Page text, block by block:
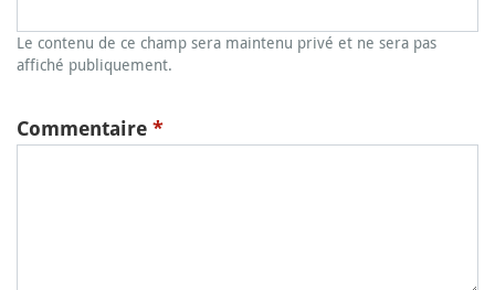
Le contenu de ce champ sera maintenu privé et ne sera pas
affiché publiquement.
Commentaire *